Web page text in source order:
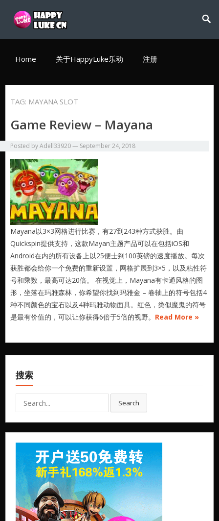
Home 关于HappyLuke乐动 注册
TAG: MAYANA SLOT
Game Review – Mayana
Posted byAdell33920— September 24, 2018
Mayana以3×3网格进行比赛，有27到243种方式获胜。由
Quickspin提供支持，这款Mayan主题产品可以在包括iOS和
Android在内的所有设备上以25便士到100英镑的速度播放。每次
获胜都会给你一个免费的重新设置，网格扩展到3×5，以及粘性符
号和乘数，最高可达20倍。 在视觉上，Mayana有卡通风格的图
形，坐落在玛雅森林，你希望你找到玛雅金 – 卷轴上的符号包括4
种不同颜色的宝石以及4种玛雅动物面具。红色，类似魔鬼的符号
是最有价值的，可以让你获得6倍于5倍的视野。 Read More »
搜索
Search